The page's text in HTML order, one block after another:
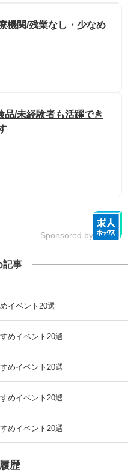
機関/残業なし・少なめ
品/未経験者も活躍でき
Sponsored by
記事
イベント20選
めイベント20選
めイベント20選
めイベント20選
めイベント20選
歴